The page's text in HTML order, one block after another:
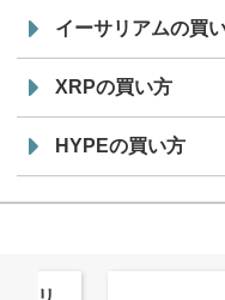
イーサリアムの買
XRPの買い方
HYPEの買い方